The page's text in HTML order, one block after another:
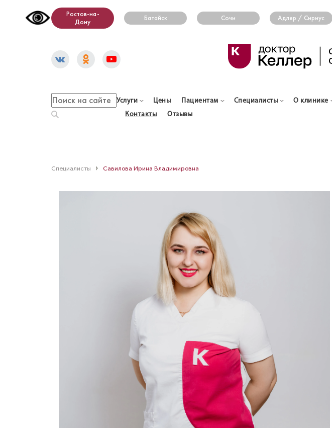
Ростов-на-
Дону
Батайск Сочи Адлер / Сириус
Услуги Цены Пациентам Специалисты О клинике
Контакты
Отзывы
Специалисты Савилова Ирина Владимировна